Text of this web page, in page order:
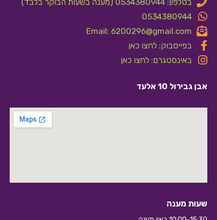
0534380944
Email: 6200296@gmail.com
בפייסבוק: לחצו כאן
באינסטגרם: לחצו כאן
אבן גבירול 10 אלעד
שעות מענה